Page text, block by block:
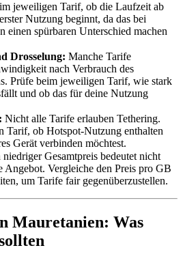
jeweiligen Tarif, ob die Laufzeit ab
Nutzung beginnt, da das bei
einen spürbaren Unterschied machen
Drosselung: Manche Tarife
nach Verbrauch des
Prüfe beim jeweiligen Tarif, wie stark
und ob das für deine Nutzung
Nicht alle Tarife erlauben Tethering.
Tarif, ob Hotspot-Nutzung enthalten
Gerät verbinden möchtest.
niedriger Gesamtpreis bedeutet nicht
Angebot. Vergleiche den Preis pro GB
um Tarife fair gegenüberzustellen.
Mauretanien: Was